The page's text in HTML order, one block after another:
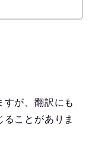
すが、翻訳にも
ことがありま